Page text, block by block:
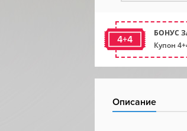
4+4
БОНУС
Купон
Описание